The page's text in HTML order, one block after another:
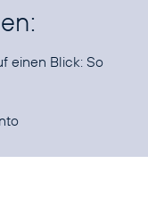
einen Blick: So